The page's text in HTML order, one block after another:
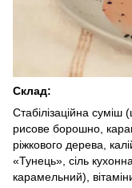
Склад:
Стабілізаційна суміш
рисове борошно,
ріжкового дерева,
«Тунець», сіль
карамельний),